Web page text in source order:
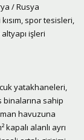
/ Rusya
spor tesisleri,
işleri
yatakhaneleri,
sahip
havuzuna
alanlı ayrı